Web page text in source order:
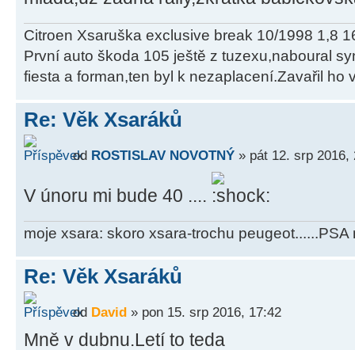
Citroen Xsaruška exclusive break 10/1998 1,8
První auto škoda 105 ještě z tuzexu,naboural
fiesta a forman,ten byl k nezaplacení.Zavařil ho
Re: Věk Xsaráků
od ROSTISLAV NOVOTNÝ » pát 12. srp 2016,
V únoru mi bude 40 ....
moje xsara: skoro xsara-trochu
Re: Věk Xsaráků
od David » pon 15. srp 2016, 17:42
Mně v dubnu.Letí to teda